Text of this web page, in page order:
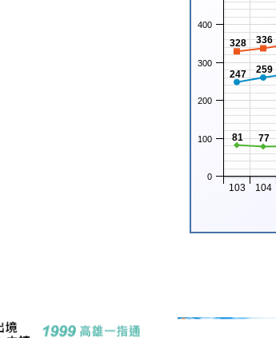
247 259
81 77
328 336
103 104
0
100
200
300
400